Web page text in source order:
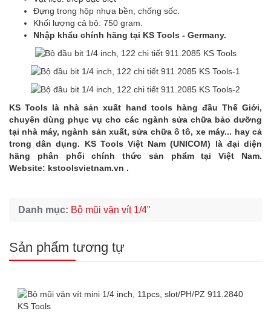
Đựng trong hộp nhựa bền, chống sốc.
Khối lượng cả bộ: 750 gram.
Nhập khẩu chính hãng tại KS Tools - Germany.
KS Tools là nhà sản xuất hand tools hàng đầu Thế Giới,
chuyên dùng phục vụ cho các ngành sửa chữa bảo dưỡng
tại nhà máy, ngành sản xuất, sửa chữa ô tô, xe máy... hay cả
trong dân dụng. KS Tools Việt Nam (UNICOM) là đại diện
hãng phân phối chính thức sản phẩm tại Việt Nam.
Website: kstoolsvietnam.vn .
Danh mục: Bộ mũi vặn vít 1/4"
Sản phẩm tương tự